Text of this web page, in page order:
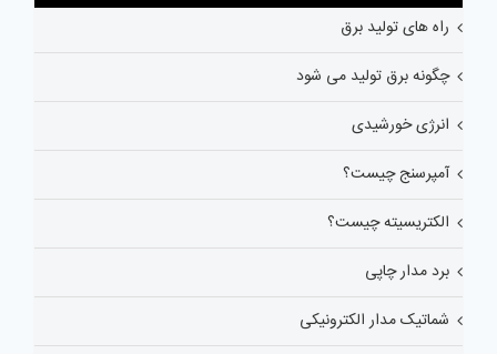
راه های تولید برق
چگونه برق تولید می شود
انرژی خورشیدی
آمپرسنج چیست؟
الکتریسیته چیست؟
برد مدار چاپی
شماتیک مدار الکترونیکی